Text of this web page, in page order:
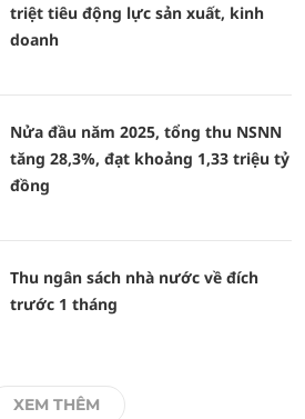
triệt tiêu động lực sản xuất, kinh
doanh
Nửa đầu năm 2025, tổng thu NSNN
tăng 28,3%, đạt khoảng 1,33 triệu tỷ
đồng
Thu ngân sách nhà nước về đích
trước 1 tháng
XEM THÊM